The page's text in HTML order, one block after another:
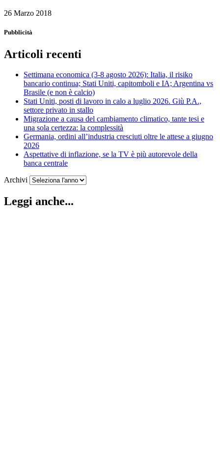
26 Marzo 2018
Pubblicità
Articoli recenti
Settimana economica (3-8 agosto 2026): Italia, il risiko
bancario continua; Stati Uniti, capitomboli e IA; Argentina vs
Brasile (e non è calcio)
Stati Uniti, posti di lavoro in calo a luglio 2026. Giù P.A.,
settore privato in stallo
Migrazione a causa del cambiamento climatico, tante tesi e
una sola certezza: la complessità
Germania, ordini all’industria cresciuti oltre le attese a giugno
2026
Aspettative di inflazione, se la TV è più autorevole della
banca centrale
Archivi
Leggi anche...